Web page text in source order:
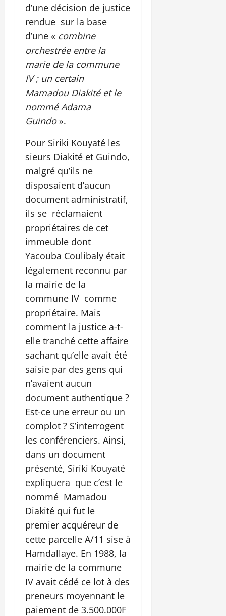
d’une décision de justice
rendue sur la base
d’une « combine
orchestrée entre la
marie de la commune
IV ; un certain
Mamadou Diakité et le
nommé Adama
Guindo».
Pour Siriki Kouyaté les
sieurs Diakité et Guindo,
malgré qu’ils ne
disposaient d’aucun
document administratif,
ils se réclamaient
propriétaires de cet
immeuble dont
Yacouba Coulibaly était
légalement reconnu par
la mairie de la
commune IV comme
propriétaire. Mais
comment la justice a-t-
elle tranché cette affaire
sachant qu’elle avait été
saisie par des gens qui
n’avaient aucun
document authentique ?
Est-ce une erreur ou un
complot ? S’interrogent
les conférenciers. Ainsi,
dans un document
présenté, Siriki Kouyaté
expliquera que c’est le
nommé Mamadou
Diakité qui fut le
premier acquéreur de
cette parcelle A/11 sise à
Hamdallaye. En 1988, la
mairie de la commune
IV avait cédé ce lot à des
preneurs moyennant le
paiement de 3.500.000F